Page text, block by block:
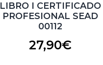
LIBRO I CERTIFICADO
PROFESIONAL SEAD
00112
27,90€